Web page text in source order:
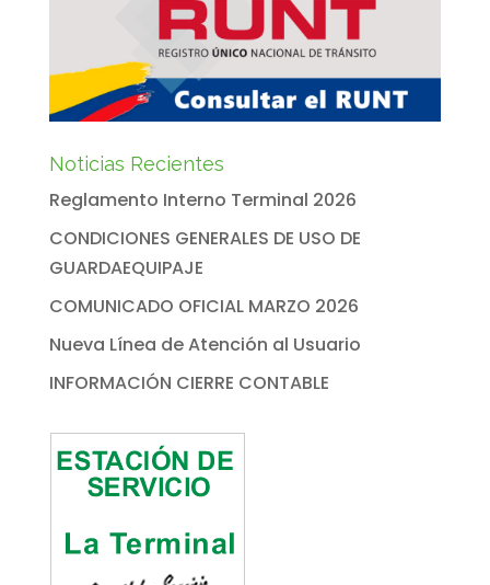
Noticias Recientes
Reglamento Interno Terminal 2026
CONDICIONES GENERALES DE USO DE
GUARDAEQUIPAJE
COMUNICADO OFICIAL MARZO 2026
Nueva Línea de Atención al Usuario
INFORMACIÓN CIERRE CONTABLE